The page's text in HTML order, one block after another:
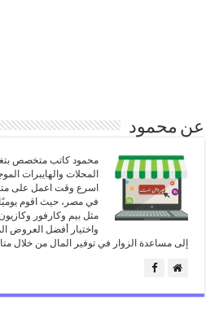
عن محمود
محمود كاتب متخصص
المحلات والهايبرات
اسرع وقت اعمل على
في مصر، حيث اقوم
مثل بيم وكارفور
واختيار أفضل العروض
إلى مساعدة الزوار في توفير المال من خلال